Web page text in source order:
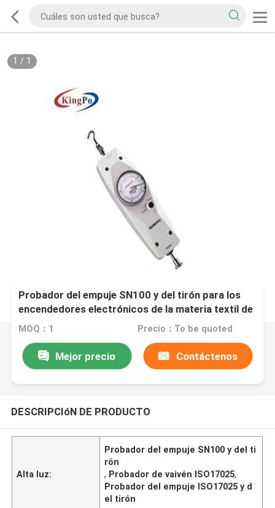
1 / 1
Probador del empuje SN100 y del tirón para los
encendedores electrónicos de la materia textil de
los dispositivos
MOQ：1 Precio：To be quoted
Mejor precio Contáctenos
DESCRIPCIóN DE PRODUCTO
Alta luz:
Probador del empuje SN100 y del ti
rón
, Probador de vaivén ISO17025,
Probador del empuje ISO17025 y d
el tirón